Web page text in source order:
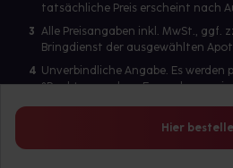
Hier
tatsächliche Preis erscheint nach
3 Alle Preisangaben inkl. MwSt., ggf.
Bringdienst der ausgewählten
4 Unverbindliche Angabe. Es werden
°Punkte vergeben. Es werden
abgegebene Artikel werden keine
Es wird ein Benutzerkonto benötigt,